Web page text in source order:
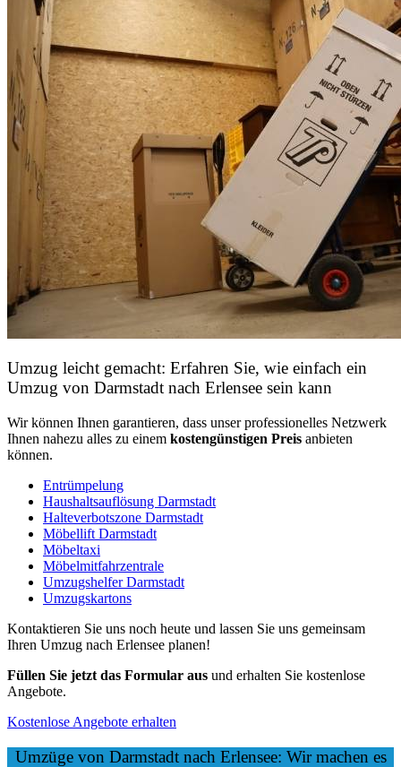
Umzug leicht gemacht: Erfahren Sie, wie einfach ein
Umzug von Darmstadt nach Erlensee sein kann
Wir können Ihnen garantieren, dass unser professionelles Netzwerk
Ihnen nahezu alles zu einem kostengünstigen Preis anbieten
können.
Entrümpelung
Haushaltsauflösung Darmstadt
Halteverbotszone Darmstadt
Möbellift Darmstadt
Möbeltaxi
Möbelmitfahrzentrale
Umzugshelfer Darmstadt
Umzugskartons
Kontaktieren Sie uns noch heute und lassen Sie uns gemeinsam
Ihren Umzug nach Erlensee planen!
Füllen Sie jetzt das Formular aus und erhalten Sie kostenlose
Angebote.
Kostenlose Angebote erhalten
Umzüge von Darmstadt nach Erlensee: Wir machen es